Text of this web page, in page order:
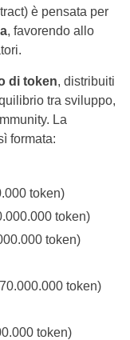
è pensata per
, favorendo allo
di token, distribuiti
tra sviluppo,
La
formata:
token)
token)
token)
token)
token)